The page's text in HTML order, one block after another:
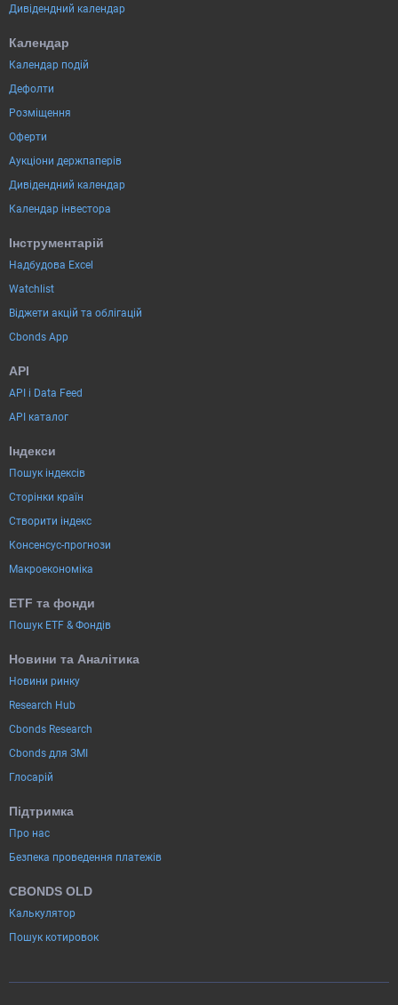
Дивідендний календар
Календар
Календар подій
Дефолти
Розміщення
Оферти
Аукціони держпаперів
Дивідендний календар
Календар інвестора
Інструментарій
Надбудова Excel
Watchlist
Віджети акцій та облігацій
Cbonds App
API
API і Data Feed
API каталог
Індекси
Пошук індексів
Сторінки країн
Створити індекс
Консенсус-прогнози
Макроекономіка
ETF та фонди
Пошук ETF & Фондів
Новини та Аналітика
Новини ринку
Research Hub
Cbonds Research
Cbonds для ЗМІ
Глосарій
Підтримка
Про нас
Безпека проведення платежів
CBONDS OLD
Калькулятор
Пошук котировок